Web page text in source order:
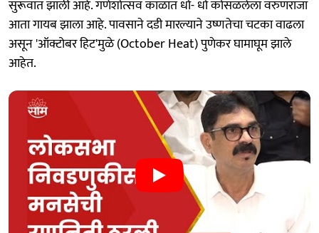
सुरूवात झाली आहे. गणेशोत्सव काळात धो- धो कोसळलेला वरुणराजा
आता गायब झाला आहे. पावसाने दडी मारल्याने उष्णतेचा चटका वाढला
असून 'ऑक्टोबर हिट'मुळे (October Heat) पुणेकर घामाघूम झाले
आहेत.